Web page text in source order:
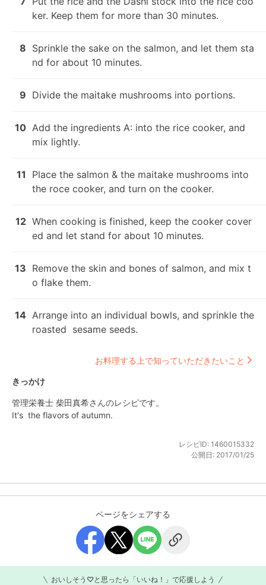
ker. Keep them for more than 30 minutes.
8 Sprinkle the sake on the salmon, and let them sta
nd for about 10 minutes.
9 Divide the maitake mushrooms into portions.
10 Add the ingredients A: into the rice cooker, and
mix lightly.
11
Place the salmon & the maitake mushrooms into
the roce cooker, and turn on the cooker.
12 When cooking is finished, keep the cooker cover
ed and let stand for about 10 minutes.
13 Remove the skin and bones of salmon, and mix t
o flake them.
14 Arrange into an individual bowls, and sprinkle the
roasted  sesame seeds.
お料理する上で知っていただきたいこと
きっかけ
管理栄養士 柴田真希さんのレシピです。
It's  the flavors of autumn.
レシピID: 1460015332
公開日: 2017/01/25
ページをシェアする
おいしそう♡と思ったら「いいね！」で応援しよう